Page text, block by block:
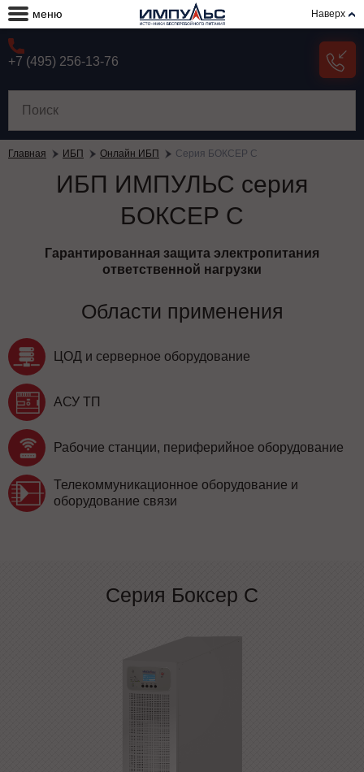
меню Наверх
+7 (495) 256-13-76
Главная ИБП Онлайн ИБП Серия БОКСЕР С
ИБП ИМПУЛЬС серия
БОКСЕР С
Гарантированная защита электропитания
ответственной нагрузки
Области применения
ЦОД и серверное оборудование
АСУ ТП
Рабочие станции, периферийное оборудование
Телекоммуникационное оборудование и
оборудование связи
Серия Боксер С